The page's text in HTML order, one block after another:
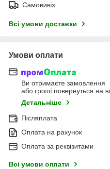
Самовивіз
Всі умови доставки
Умови оплати
Ви отримаєте замовлення
або гроші повернуться на
Детальніше
Післяплата
Оплата на рахунок
Оплата за реквізитами
Всі умови оплати